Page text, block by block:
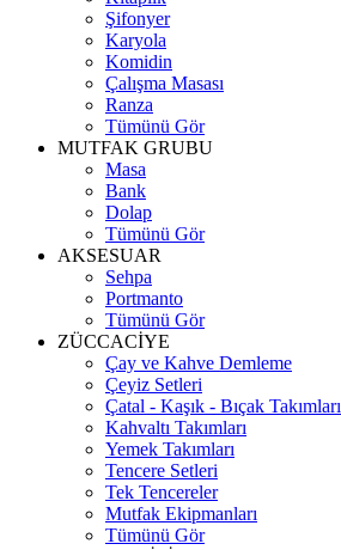
Şifonyer
Karyola
Komidin
Çalışma Masası
Ranza
Tümünü Gör
MUTFAK GRUBU
Masa
Bank
Dolap
Tümünü Gör
AKSESUAR
Sehpa
Portmanto
Tümünü Gör
ZÜCCACİYE
Çay ve Kahve Demleme
Çeyiz Setleri
Çatal - Kaşık - Bıçak Takımları
Kahvaltı Takımları
Yemek Takımları
Tencere Setleri
Tek Tencereler
Mutfak Ekipmanları
Tümünü Gör